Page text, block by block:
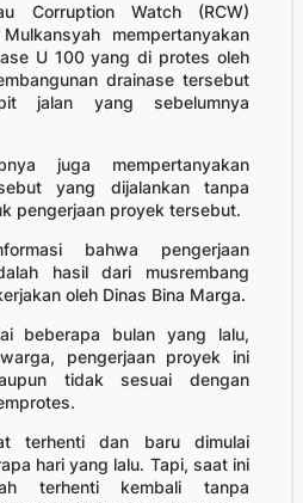
Corruption Watch (RCW)
mempertanyakan
U 100 yang di protes oleh
drainase tersebut
jalan yang sebelumnya
juga mempertanyakan
yang dijalankan tanpa
pengerjaan proyek tersebut.
bahwa pengerjaan
hasil dari musrembang
oleh Dinas Bina Marga.
beberapa bulan yang lalu,
pengerjaan proyek ini
tidak sesuai dengan
terhenti dan baru dimulai
hari yang lalu. Tapi, saat ini
terhenti kembali tanpa